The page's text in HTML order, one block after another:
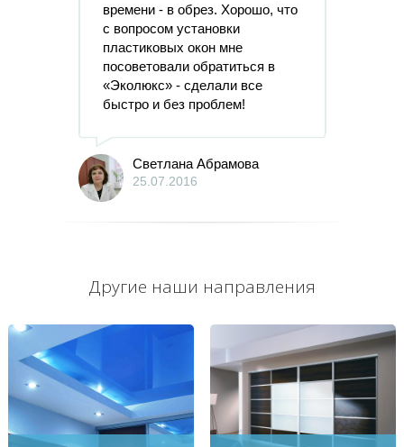
времени - в обрез. Хорошо, что
с вопросом установки
пластиковых окон мне
посоветовали обратиться в
«Эколюкс» - сделали все
быстро и без проблем!
Светлана Абрамова
25.07.2016
Другие наши направления